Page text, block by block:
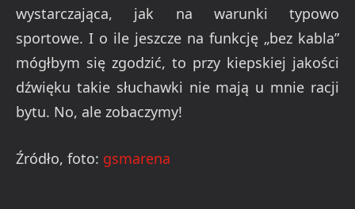
wystarczająca, jak na warunki typowo
sportowe. I o ile jeszcze na funkcję „bez kabla”
mógłbym się zgodzić, to przy kiepskiej jakości
dźwięku takie słuchawki nie mają u mnie racji
bytu. No, ale zobaczymy!
Źródło, foto: gsmarena